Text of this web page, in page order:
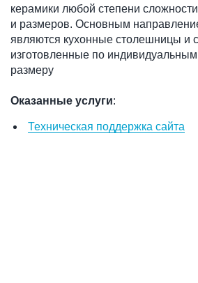
керамики любой степени
и размеров. Основным
являются кухонные столешницы и
изготовленные по
размеру
Оказанные услуги:
Техническая поддержка сайта